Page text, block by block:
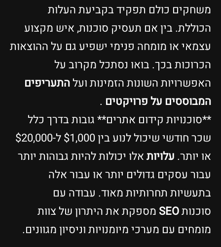
משחקים כולם תפקיד בקביעת העלות
הכוללת. בין אם תעסיק סוכנות, איש מקצוע
עצמאי או מומחה פנימי ישפיע גם על ההוצאות
הכרוכות בכך. בואו נסתכל מקרוב על
האפשרויות השונות הזמינות ועלהתעריפים
המבוססים על פרויקטים .
**סוכנויות קידום אתרים** גובות בדרך כלל
שכר חודשי שיכול לנוע בין $1,000 ל-$20,000
או יותר. עלויותאלו יכולות להיות גבוהות יותר
עבור עסקים גדולים יותר או עבור אלה
בתעשיות תחרותיות מאוד. עבודה עם
סוכנותSEO מספקת את היתרון של צוות
מומחים עם מערכי מיומנויות וניסיון מגוונים.